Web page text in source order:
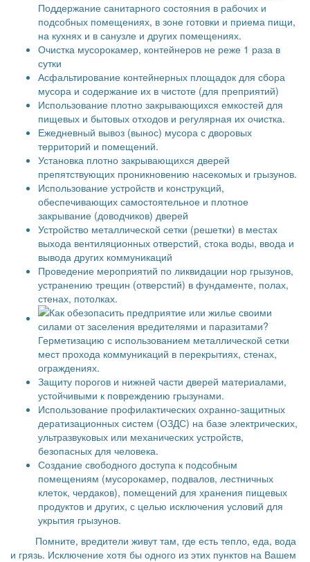
Поддержание санитарного состояния в рабочих и
подсобных помещениях, в зоне готовки и приема пищи,
на кухнях и в санузле и других помещениях.
Очистка мусорокамер, контейнеров не реже 1 раза в
сутки
Асфальтирование контейнерных площадок для сбора
мусора и содержание их в чистоте (для преприятий)
Использование плотно закрывающихся емкостей для
пищевых и бытовых отходов и регулярная их очистка.
Ежедневный вывоз (вынос) мусора с дворовых
территорий и помещений.
Установка плотно закрывающихся дверей
препятствующих проникновению насекомых и грызунов.
Использование устройств и конструкций,
обеспечивающих самостоятельное и плотное
закрывание (доводчиков) дверей
Устройство металлической сетки (решетки) в местах
выхода вентиляционных отверстий, стока воды, ввода и
вывода других коммуникаций
Проведение мероприятий по ликвидации нор грызунов,
устранению трещин (отверстий) в фундаменте, полах,
стенах, потолках.
Герметизацию с использованием металлической сетки
мест прохода коммуникаций в перекрытиях, стенах,
ограждениях.
Защиту порогов и нижней части дверей материалами,
устойчивыми к повреждению грызунами.
Использование профилактических охранно-защитных
дератизационных систем (ОЗДС) на базе электрических,
ультразвуковых или механических устройств,
безопасных для человека.
Создание свободного доступа к подсобным
помещениям (мусорокамер, подвалов, лестничных
клеток, чердаков), помещений для хранения пищевых
продуктов и других, с целью исключения условий для
укрытия грызунов.
Помните, вредители живут там, где есть тепло, еда, вода
и грязь. Исключение хотя бы одного из этих пунктов на Вашем